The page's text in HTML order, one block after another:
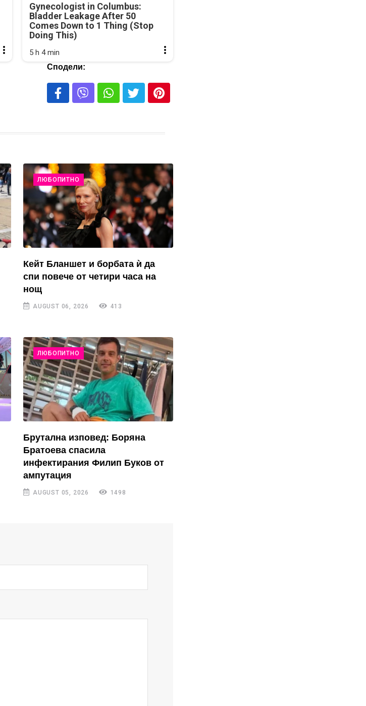
Gynecologist in Columbus:
Bladder Leakage After 50
Comes Down to 1 Thing (Stop
Doing This)
5 h 4 min
Сподели:
ЛЮБОПИТНО
Кейт Бланшет и борбата ѝ да
спи повече от четири часа на
нощ
AUGUST 06, 2026 413
ЛЮБОПИТНО
Брутална изповед: Боряна
Братоева спасила
инфектирания Филип Буков от
ампутация
AUGUST 05, 2026 1498